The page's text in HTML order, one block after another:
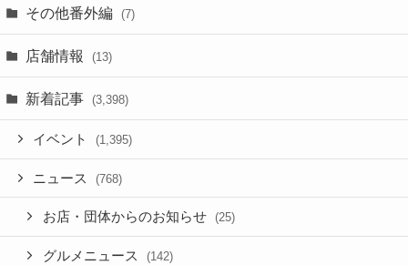
その他番外編 (7)
店舗情報 (13)
新着記事 (3,398)
イベント (1,395)
ニュース (768)
お店・団体からのお知らせ (25)
グルメニュース (142)